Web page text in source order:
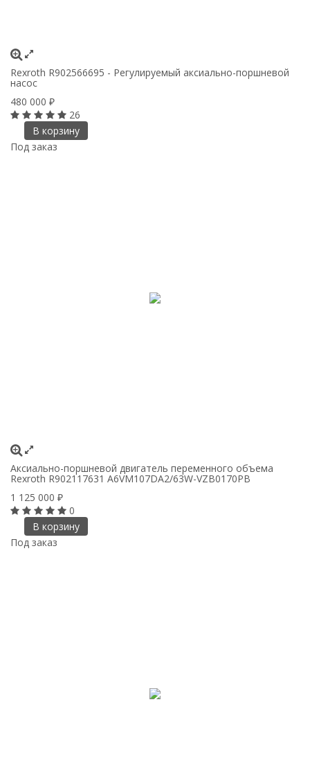
Rexroth R902566695 - Регулируемый аксиально-поршневой
насос
480 000 ₽
26
В корзину
Под заказ
Аксиально-поршневой двигатель переменного объема
Rexroth R902117631 A6VM107DA2/63W-VZB0170PB
1 125 000 ₽
0
В корзину
Под заказ